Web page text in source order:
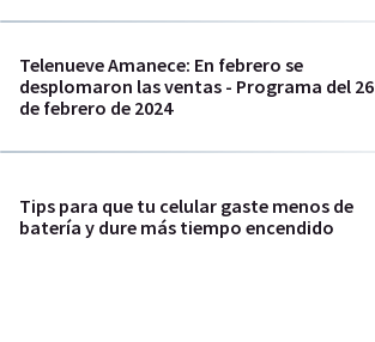
Telenueve Amanece: En febrero se
desplomaron las ventas - Programa del 26
de febrero de 2024
Tips para que tu celular gaste menos de
batería y dure más tiempo encendido